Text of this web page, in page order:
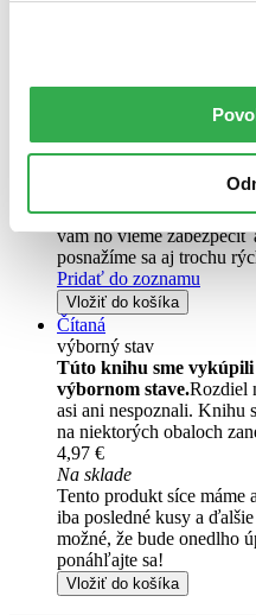
Podjavorinskej. Knižka plná
Deti a zvieratká si tu nažívajú v
Knihapevná väzba
Tento produkt
vám ho vieme
posnažíme sa aj trochu
Pridať do zoznamu
Vložiť do košíka
Čítaná
výborný stav
Túto knihu sme vykúpili
výbornom stave.Rozdiel
asi ani nespoznali. Knihu
na niektorých obaloch
4,97 €
Na sklade
Tento produkt síce máme
iba posledné kusy a
možné, že bude onedlho
ponáhľajte sa!
Vložiť do košíka